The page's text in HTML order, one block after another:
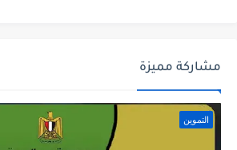
مشاركة مميزة
التموين